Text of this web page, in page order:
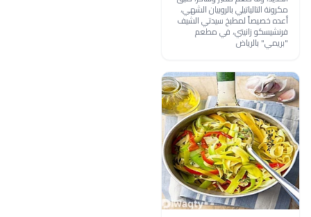
مكرونة التالياتيلي بالروبيان الشهي،
أعده خصيصاً لمطبخ سيدتي الشيف
فرنشيسكو زانيتي، في مطعم
"بريمي" بالرياض